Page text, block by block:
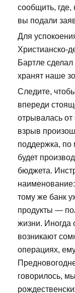
сообщить, где,
вы подали
Для
Христианско-
Бартле
хранят наше
Следите,
впереди
отрывалась
взрыв
поддержка, по
будет
бюджета.
тому же банк
продукты —
жизни. Иногда
возникают
операциях,
говорилось,